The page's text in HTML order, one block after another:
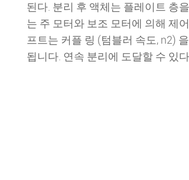
된다. 분리 후 액체는 플레이트 층
는 주 모터와 보조 모터에 의해 제
프트는 커플 링 (텀블러 속도, n2)
됩니다. 연속 분리에 도달할 수 있